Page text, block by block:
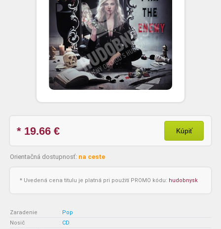
* 19.66 € Kúpiť
Orientačná dostupnosť: na ceste
* Uvedená cena titulu je platná pri použití PROMO kódu: hudobnysk
Zaradenie : Pop
Nosič
: CD